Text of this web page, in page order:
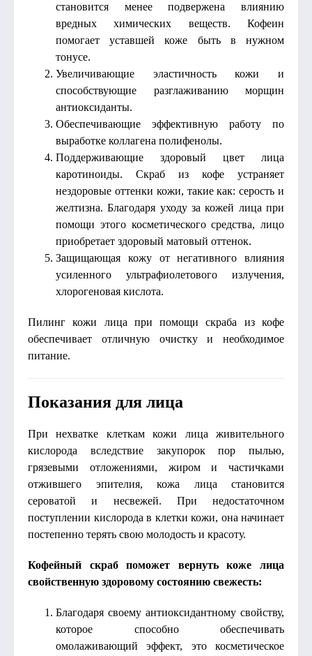
становится менее подвержена влиянию
вредных химических веществ. Кофеин
помогает уставшей коже быть в нужном
тонусе.
Увеличивающие эластичность кожи и
способствующие разглаживанию морщин
антиоксиданты.
Обеспечивающие эффективную работу по
выработке коллагена полифенолы.
Поддерживающие здоровый цвет лица
каротиноиды. Скраб из кофе устраняет
нездоровые оттенки кожи, такие как: серость и
желтизна. Благодаря уходу за кожей лица при
помощи этого косметического средства, лицо
приобретает здоровый матовый оттенок.
Защищающая кожу от негативного влияния
усиленного ультрафиолетового излучения,
хлорогеновая кислота.
Пилинг кожи лица при помощи скраба из кофе
обеспечивает отличную очистку и необходимое
питание.
Показания для лица
При нехватке клеткам кожи лица живительного
кислорода вследствие закупорок пор пылью,
грязевыми отложениями, жиром и частичками
отжившего эпителия, кожа лица становится
сероватой и несвежей. При недостаточном
поступлении кислорода в клетки кожи, она начинает
постепенно терять свою молодость и красоту.
Кофейный скраб поможет вернуть коже лица
свойственную здоровому состоянию свежесть:
Благодаря своему антиоксидантному свойству,
которое способно обеспечивать
омолаживающий эффект, это косметическое